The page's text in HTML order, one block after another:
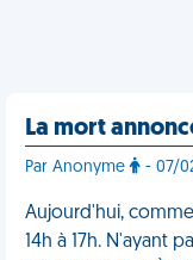
La mort
Par Anonyme - 07/
Aujourd'hui,
14h à 17h. N'ayant